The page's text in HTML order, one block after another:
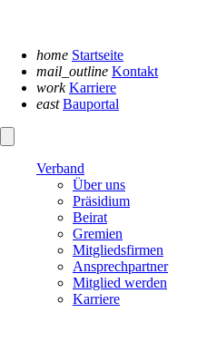
home Startseite
mail_outline Kontakt
work Karriere
east Bauportal
Verband
Über uns
Präsidium
Beirat
Gremien
Mitgliedsfirmen
Ansprechpartner
Mitglied werden
Karriere